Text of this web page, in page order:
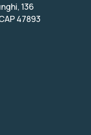
136
47893